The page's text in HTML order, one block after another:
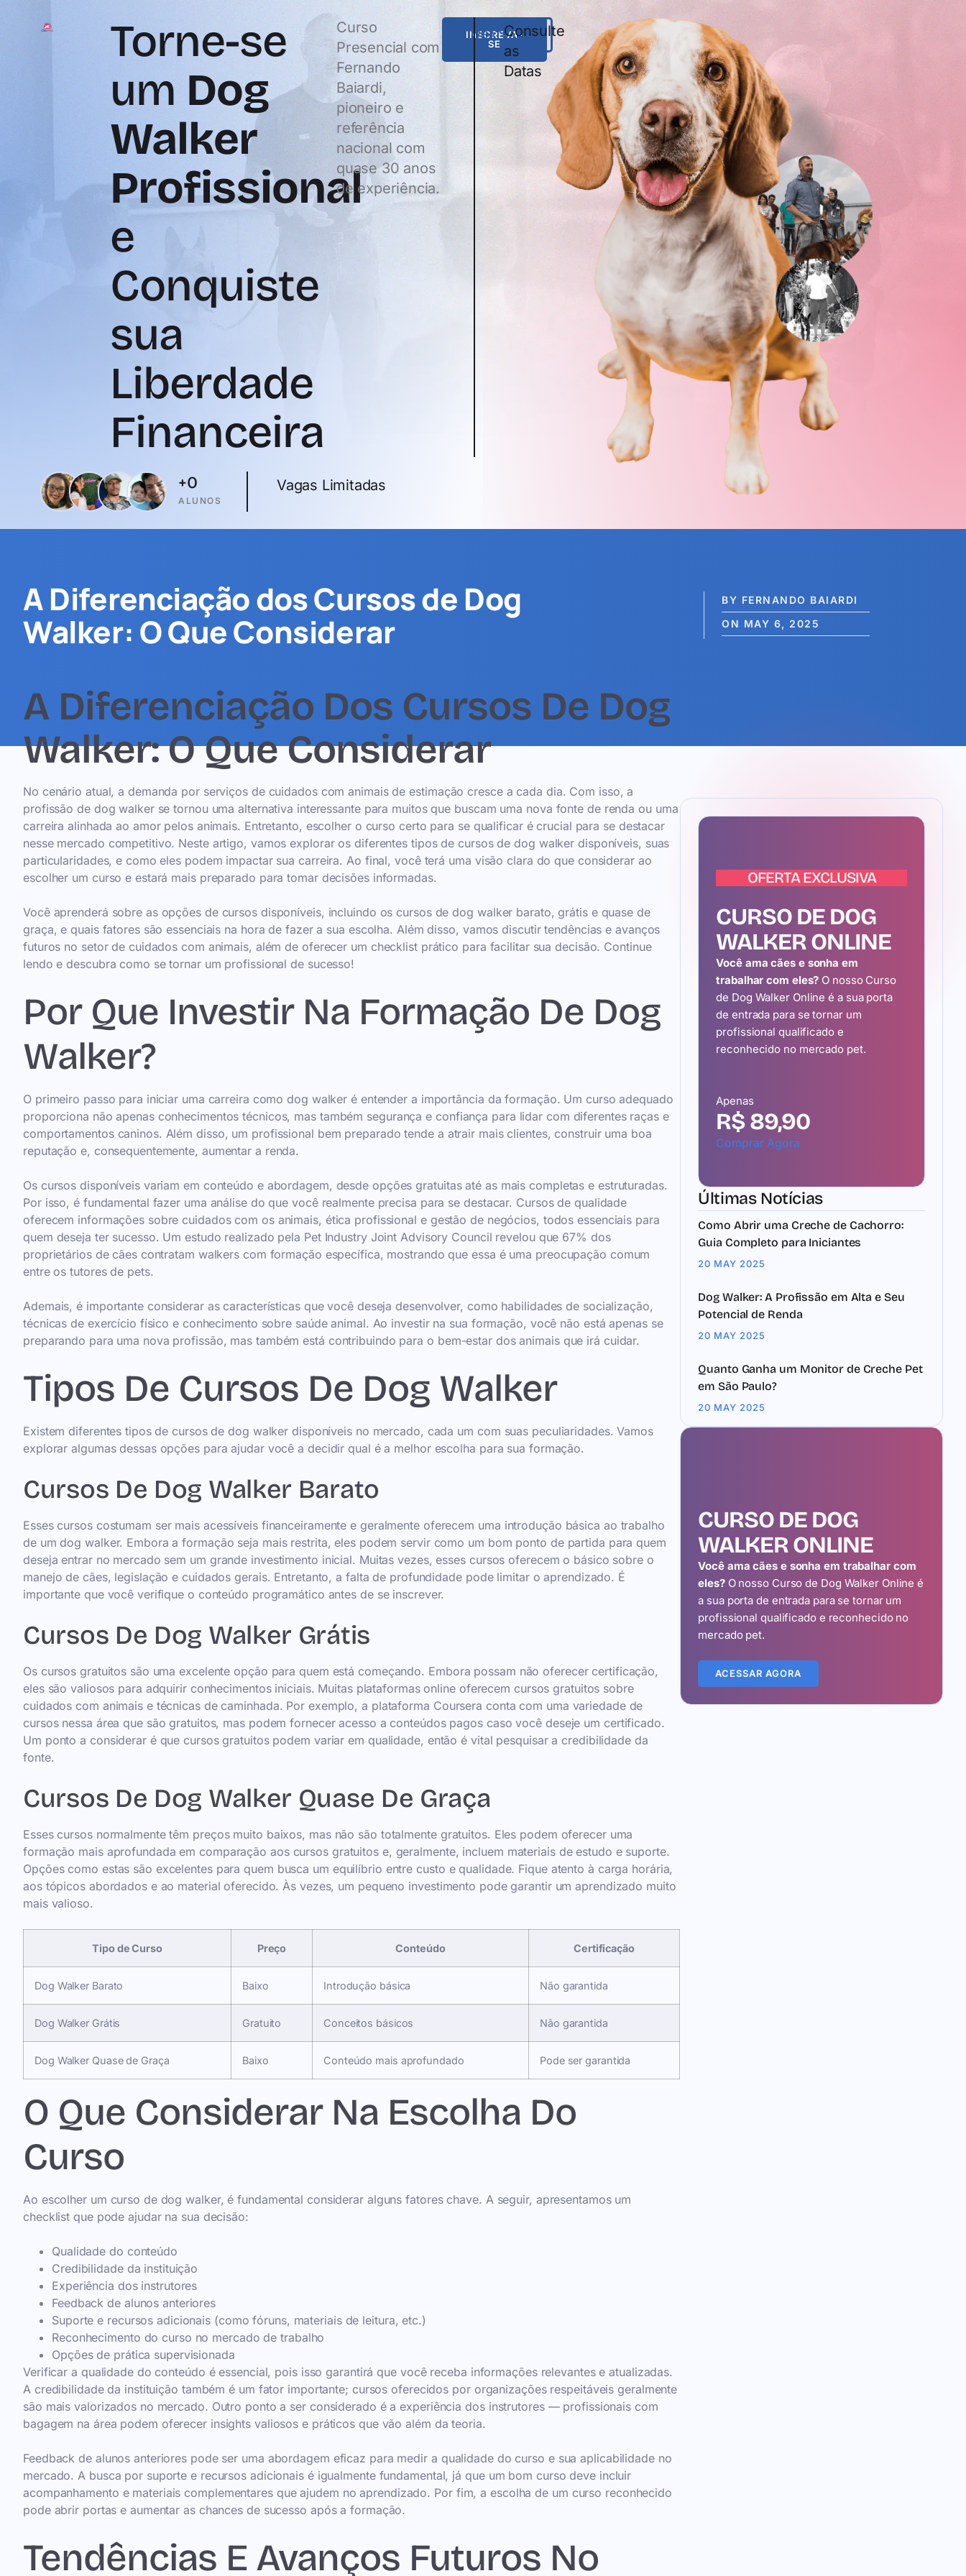
Torne-se
um Dog
Walker
Profissional
e
Conquiste
sua
Liberdade
Financeira
Curso
Presencial com
Fernando
Baiardi,
pioneiro e
referência
nacional com
quase 30 anos
de experiência.
INSCREVA-
SE
WHATSAPPConsulte
as
Datas
ALUNOS
+0 Vagas Limitadas
A Diferenciação dos Cursos de Dog
Walker: O Que Considerar
BY FERNANDO BAIARDI
ON MAY 6, 2025
A Diferenciação Dos Cursos De Dog
Walker: O Que Considerar
No cenário atual, a demanda por serviços de cuidados com animais de estimação cresce a cada dia. Com isso, a
profissão de dog walker se tornou uma alternativa interessante para muitos que buscam uma nova fonte de renda ou uma
carreira alinhada ao amor pelos animais. Entretanto, escolher o curso certo para se qualificar é crucial para se destacar
nesse mercado competitivo. Neste artigo, vamos explorar os diferentes tipos de cursos de dog walker disponíveis, suas
particularidades, e como eles podem impactar sua carreira. Ao final, você terá uma visão clara do que considerar ao
escolher um curso e estará mais preparado para tomar decisões informadas.
Você aprenderá sobre as opções de cursos disponíveis, incluindo os cursos de dog walker barato, grátis e quase de
graça, e quais fatores são essenciais na hora de fazer a sua escolha. Além disso, vamos discutir tendências e avanços
futuros no setor de cuidados com animais, além de oferecer um checklist prático para facilitar sua decisão. Continue
lendo e descubra como se tornar um profissional de sucesso!
Por Que Investir Na Formação De Dog
Walker?
O primeiro passo para iniciar uma carreira como dog walker é entender a importância da formação. Um curso adequado
proporciona não apenas conhecimentos técnicos, mas também segurança e confiança para lidar com diferentes raças e
comportamentos caninos. Além disso, um profissional bem preparado tende a atrair mais clientes, construir uma boa
reputação e, consequentemente, aumentar a renda.
Os cursos disponíveis variam em conteúdo e abordagem, desde opções gratuitas até as mais completas e estruturadas.
Por isso, é fundamental fazer uma análise do que você realmente precisa para se destacar. Cursos de qualidade
oferecem informações sobre cuidados com os animais, ética profissional e gestão de negócios, todos essenciais para
quem deseja ter sucesso. Um estudo realizado pela Pet Industry Joint Advisory Council revelou que 67% dos
proprietários de cães contratam walkers com formação específica, mostrando que essa é uma preocupação comum
entre os tutores de pets.
Ademais, é importante considerar as características que você deseja desenvolver, como habilidades de socialização,
técnicas de exercício físico e conhecimento sobre saúde animal. Ao investir na sua formação, você não está apenas se
preparando para uma nova profissão, mas também está contribuindo para o bem-estar dos animais que irá cuidar.
Tipos De Cursos De Dog Walker
Existem diferentes tipos de cursos de dog walker disponíveis no mercado, cada um com suas peculiaridades. Vamos
explorar algumas dessas opções para ajudar você a decidir qual é a melhor escolha para sua formação.
Cursos De Dog Walker Barato
Esses cursos costumam ser mais acessíveis financeiramente e geralmente oferecem uma introdução básica ao trabalho
de um dog walker. Embora a formação seja mais restrita, eles podem servir como um bom ponto de partida para quem
deseja entrar no mercado sem um grande investimento inicial. Muitas vezes, esses cursos oferecem o básico sobre o
manejo de cães, legislação e cuidados gerais. Entretanto, a falta de profundidade pode limitar o aprendizado. É
importante que você verifique o conteúdo programático antes de se inscrever.
Cursos De Dog Walker Grátis
Os cursos gratuitos são uma excelente opção para quem está começando. Embora possam não oferecer certificação,
eles são valiosos para adquirir conhecimentos iniciais. Muitas plataformas online oferecem cursos gratuitos sobre
cuidados com animais e técnicas de caminhada. Por exemplo, a plataforma Coursera conta com uma variedade de
cursos nessa área que são gratuitos, mas podem fornecer acesso a conteúdos pagos caso você deseje um certificado.
Um ponto a considerar é que cursos gratuitos podem variar em qualidade, então é vital pesquisar a credibilidade da
fonte.
Cursos De Dog Walker Quase De Graça
Esses cursos normalmente têm preços muito baixos, mas não são totalmente gratuitos. Eles podem oferecer uma
formação mais aprofundada em comparação aos cursos gratuitos e, geralmente, incluem materiais de estudo e suporte.
Opções como estas são excelentes para quem busca um equilíbrio entre custo e qualidade. Fique atento à carga horária,
aos tópicos abordados e ao material oferecido. Às vezes, um pequeno investimento pode garantir um aprendizado muito
mais valioso.
Tipo de Curso Preço Conteúdo Certificação
Dog Walker Barato Baixo Introdução básica Não garantida
Dog Walker Grátis Gratuito Conceitos básicos Não garantida
Dog Walker Quase de Graça Baixo Conteúdo mais aprofundado Pode ser garantida
O Que Considerar Na Escolha Do
Curso
Ao escolher um curso de dog walker, é fundamental considerar alguns fatores chave. A seguir, apresentamos um
checklist que pode ajudar na sua decisão:
Qualidade do conteúdo
Credibilidade da instituição
Experiência dos instrutores
Feedback de alunos anteriores
Suporte e recursos adicionais (como fóruns, materiais de leitura, etc.)
Reconhecimento do curso no mercado de trabalho
Opções de prática supervisionada
Verificar a qualidade do conteúdo é essencial, pois isso garantirá que você receba informações relevantes e atualizadas.
A credibilidade da instituição também é um fator importante; cursos oferecidos por organizações respeitáveis geralmente
são mais valorizados no mercado. Outro ponto a ser considerado é a experiência dos instrutores — profissionais com
bagagem na área podem oferecer insights valiosos e práticos que vão além da teoria.
Feedback de alunos anteriores pode ser uma abordagem eficaz para medir a qualidade do curso e sua aplicabilidade no
mercado. A busca por suporte e recursos adicionais é igualmente fundamental, já que um bom curso deve incluir
acompanhamento e materiais complementares que ajudem no aprendizado. Por fim, a escolha de um curso reconhecido
pode abrir portas e aumentar as chances de sucesso após a formação.
Tendências E Avanços Futuros No
OFERTA EXCLUSIVA
CURSO DE DOG
WALKER ONLINE
Você ama cães e sonha em
trabalhar com eles? O nosso Curso
de Dog Walker Online é a sua porta
de entrada para se tornar um
profissional qualificado e
reconhecido no mercado pet.
Apenas
R$ 89,90
Comprar Agora
Últimas Notícias
Como Abrir uma Creche de Cachorro:
Guia Completo para Iniciantes
20 MAY 2025
Dog Walker: A Profissão em Alta e Seu
Potencial de Renda
20 MAY 2025
Quanto Ganha um Monitor de Creche Pet
em São Paulo?
20 MAY 2025
CURSO DE DOG
WALKER ONLINE
Você ama cães e sonha em trabalhar com
eles?O nosso Curso de Dog Walker Online é
a sua porta de entrada para se tornar um
profissional qualificado e reconhecido no
mercado pet.
ACESSAR AGORA